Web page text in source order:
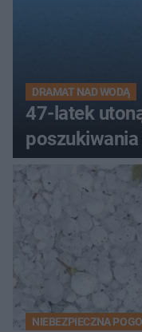
DRAMAT NAD WODĄ
47-latek
NIEBEZPIECZNA